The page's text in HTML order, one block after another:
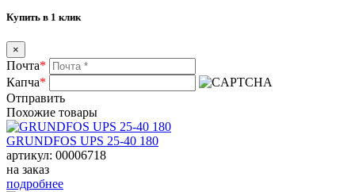
Купить в 1 клик
×
Почта*
Капча*
Отправить
Похожие товары
GRUNDFOS UPS 25-40 180
артикул: 00006718
на заказ
подробнее